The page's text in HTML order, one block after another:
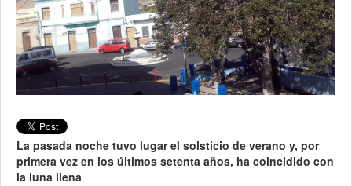
La pasada noche tuvo lugar el solsticio de verano y, por
primera vez en los últimos setenta años, ha coincidido con
la luna llena